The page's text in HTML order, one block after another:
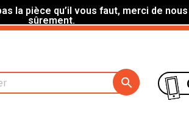
la pièce qu’il vous faut, merci de
sûrement.
